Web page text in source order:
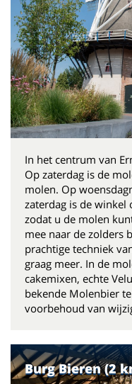
In het centrum van
Op zaterdag is de
molen. Op
zaterdag is de winkel
zodat u de molen
mee naar de zolders
prachtige techniek
graag meer. In de
cakemixen, echte
bekende Molenbier
voorbehoud van
Burg Bieren (2